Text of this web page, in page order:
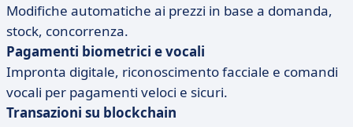
Modifiche automatiche ai prezzi in base a domanda,
stock, concorrenza.
Pagamenti biometrici e vocali
Impronta digitale, riconoscimento facciale e comandi
vocali per pagamenti veloci e sicuri.
Transazioni su blockchain